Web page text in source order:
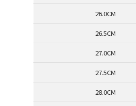
26.0CM
26.5CM
27.0CM
27.5CM
28.0CM